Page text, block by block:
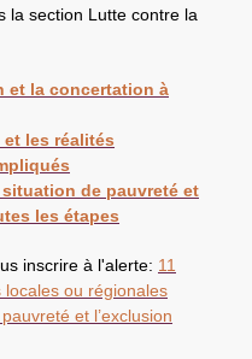
la section Lutte contre la
et la concertation à
les réalités
de pauvreté et
les étapes
inscrire à l'alerte: 11
ou régionales
et l’exclusion